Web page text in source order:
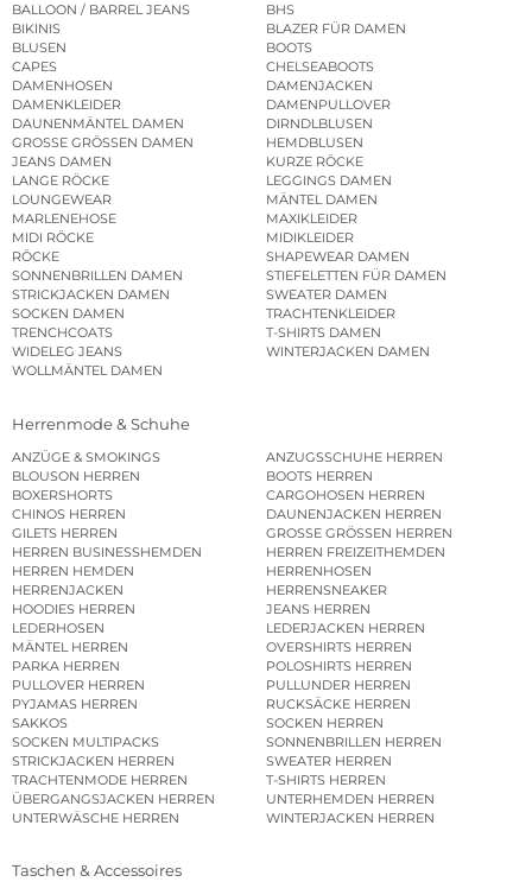
BALLOON / BARREL JEANS
BHS
BIKINIS
BLAZER FÜR DAMEN
BLUSEN
BOOTS
CAPES
CHELSEABOOTS
DAMENHOSEN
DAMENJACKEN
DAMENKLEIDER
DAMENPULLOVER
DAUNENMÄNTEL DAMEN
DIRNDLBLUSEN
GROSSE GRÖSSEN DAMEN
HEMDBLUSEN
JEANS DAMEN
KURZE RÖCKE
LANGE RÖCKE
LEGGINGS DAMEN
LOUNGEWEAR
MÄNTEL DAMEN
MARLENEHOSE
MAXIKLEIDER
MIDI RÖCKE
MIDIKLEIDER
RÖCKE
SHAPEWEAR DAMEN
SONNENBRILLEN DAMEN
STIEFELETTEN FÜR DAMEN
STRICKJACKEN DAMEN
SWEATER DAMEN
SOCKEN DAMEN
TRACHTENKLEIDER
TRENCHCOATS
T-SHIRTS DAMEN
WIDELEG JEANS
WINTERJACKEN DAMEN
WOLLMÄNTEL DAMEN
Herrenmode & Schuhe
ANZÜGE & SMOKINGS
ANZUGSSCHUHE HERREN
BLOUSON HERREN
BOOTS HERREN
BOXERSHORTS
CARGOHOSEN HERREN
CHINOS HERREN
DAUNENJACKEN HERREN
GILETS HERREN
GROSSE GRÖSSEN HERREN
HERREN BUSINESSHEMDEN
HERREN FREIZEITHEMDEN
HERREN HEMDEN
HERRENHOSEN
HERRENJACKEN
HERRENSNEAKER
HOODIES HERREN
JEANS HERREN
LEDERHOSEN
LEDERJACKEN HERREN
MÄNTEL HERREN
OVERSHIRTS HERREN
PARKA HERREN
POLOSHIRTS HERREN
PULLOVER HERREN
PULLUNDER HERREN
PYJAMAS HERREN
RUCKSÄCKE HERREN
SAKKOS
SOCKEN HERREN
SOCKEN MULTIPACKS
SONNENBRILLEN HERREN
STRICKJACKEN HERREN
SWEATER HERREN
TRACHTENMODE HERREN
T-SHIRTS HERREN
ÜBERGANGSJACKEN HERREN
UNTERHEMDEN HERREN
UNTERWÄSCHE HERREN
WINTERJACKEN HERREN
Taschen & Accessoires